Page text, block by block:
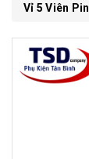
Vỉ 5 Viên